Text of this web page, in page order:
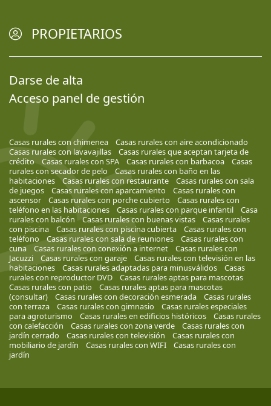
PROPIETARIOS
Darse de alta
Acceso panel de gestión
Casas rurales con chimenea
Casas rurales con aire acondicionado
Casas rurales con lavavajillas
Casas rurales que aceptan tarjeta de
crédito
Casas rurales con SPA Casas rurales con barbacoa
Casas
rurales con secador de pelo
Casas rurales con baño en las
habitaciones
Casas rurales con restaurante
Casas rurales con sala
de juegos
Casas rurales con aparcamiento
Casas rurales con
ascensor
Casas rurales con porche cubierto
Casas rurales con
teléfono en las habitaciones
Casas rurales con parque infantil
Casa
rurales con balcón
Casas rurales con buenas vistas
Casas rurales
con piscina
Casas rurales con piscina cubierta
Casas rurales con
teléfono
Casas rurales con sala de reuniones
Casas rurales con
cuna
Casas rurales con conexión a internet
Casas rurales con
Jacuzzi
Casas rurales con garaje
Casas rurales con televisión en las
habitaciones
Casas rurales adaptadas para minusválidos
Casas
rurales con reproductor DVD
Casas rurales aptas para mascotas
Casas rurales con patio
Casas rurales aptas para mascotas
(consultar)
Casas rurales con decoración esmerada
Casas rurales
con terraza
Casas rurales con gimnasio
Casas rurales especiales
para agroturismo
Casas rurales en edificios históricos
Casas rurales
con calefacción
Casas rurales con zona verde
Casas rurales con
jardín cerrado
Casas rurales con televisión
Casas rurales con
mobiliario de jardín
Casas rurales con WIFI
Casas rurales con
jardín